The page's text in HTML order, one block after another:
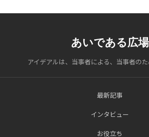
あいである広場
アイデアルは、当事者による、当事者のた
最新記事
インタビュー
お役立ち